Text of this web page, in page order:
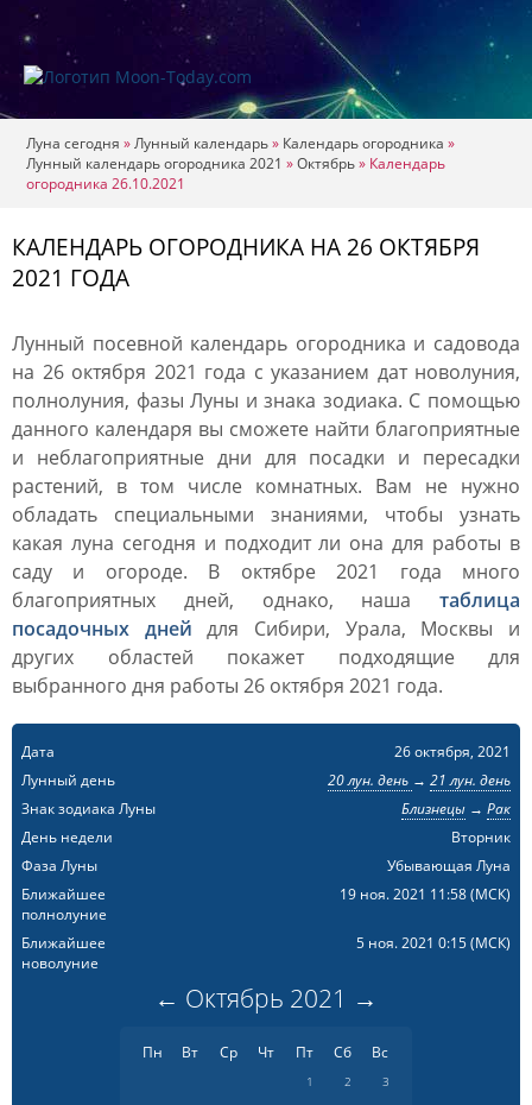
Луна сегодня »Лунный календарь» Календарь огородника »
Лунный календарь огородника 2021 »Октябрь» Календарь
огородника 26.10.2021
КАЛЕНДАРЬ ОГОРОДНИКА НА 26 ОКТЯБРЯ
2021 ГОДА
Лунный посевной календарь огородника и садовода
на 26 октября 2021 года с указанием дат новолуния,
полнолуния, фазы Луны и знака зодиака. С помощью
данного календаря вы сможете найти благоприятные
и неблагоприятные дни для посадки и пересадки
растений, в том числе комнатных. Вам не нужно
обладать специальными знаниями, чтобы узнать
какая луна сегодня и подходит ли она для работы в
саду и огороде. В октябре 2021 года много
благоприятных дней, однако, наша таблица
посадочных дней для Сибири, Урала, Москвы и
других областей покажет подходящие для
выбранного дня работы 26 октября 2021 года.
Дата
26 октября, 2021
Лунный день
20 лун. день → 21 лун. день
Знак зодиака Луны
Близнецы→ Рак
День недели
Вторник
Фаза Луны
Убывающая Луна
Ближайшее
полнолуние
19 ноя. 2021 11:58(МСК)
Ближайшее
новолуние
5 ноя. 2021 0:15(МСК)
← Октябрь 2021 →
Пн Вт Ср Чт Пт Сб Вс
1 2
3